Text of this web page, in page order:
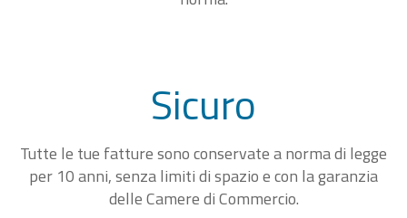
Sicuro
Tutte le tue fatture sono conservate a norma di legge
per 10 anni, senza limiti di spazio e con la garanzia
delle Camere di Commercio.